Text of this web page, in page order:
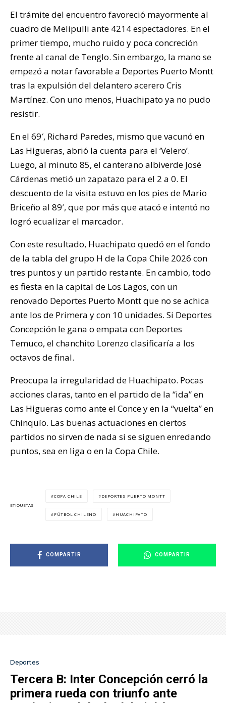
El trámite del encuentro favoreció mayormente al
cuadro de Melipulli ante 4214 espectadores. En el
primer tiempo, mucho ruido y poca concreción
frente al canal de Tenglo. Sin embargo, la mano se
empezó a notar favorable a Deportes Puerto Montt
tras la expulsión del delantero acerero Cris
Martínez. Con uno menos, Huachipato ya no pudo
resistir.
En el 69′, Richard Paredes, mismo que vacunó en
Las Higueras, abrió la cuenta para el ‘Velero’.
Luego, al minuto 85, el canterano albiverde José
Cárdenas metió un zapatazo para el 2 a 0. El
descuento de la visita estuvo en los pies de Mario
Briceño al 89′, que por más que atacó e intentó no
logró ecualizar el marcador.
Con este resultado, Huachipato quedó en el fondo
de la tabla del grupo H de la Copa Chile 2026 con
tres puntos y un partido restante. En cambio, todo
es fiesta en la capital de Los Lagos, con un
renovado Deportes Puerto Montt que no se achica
ante los de Primera y con 10 unidades. Si Deportes
Concepción le gana o empata con Deportes
Temuco, el chanchito Lorenzo clasificaría a los
octavos de final.
Preocupa la irregularidad de Huachipato. Pocas
acciones claras, tanto en el partido de la “ida” en
Las Higueras como ante el Conce y en la “vuelta” en
Chinquío. Las buenas actuaciones en ciertos
partidos no sirven de nada si se siguen enredando
puntos, sea en liga o en la Copa Chile.
ETIQUETAS
COPA CHILE DEPORTES PUERTO MONTT
FÚTBOL CHILENO HUACHIPATO
COMPARTIR COMPARTIR
Deportes
Tercera B: Inter Concepción cerró la
primera rueda con triunfo ante